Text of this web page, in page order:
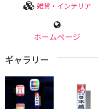
雑貨・インテリア
ホームページ
ギャラリー